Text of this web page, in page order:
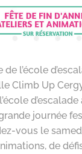
de l’école
Climb Up
journée
vous le
de